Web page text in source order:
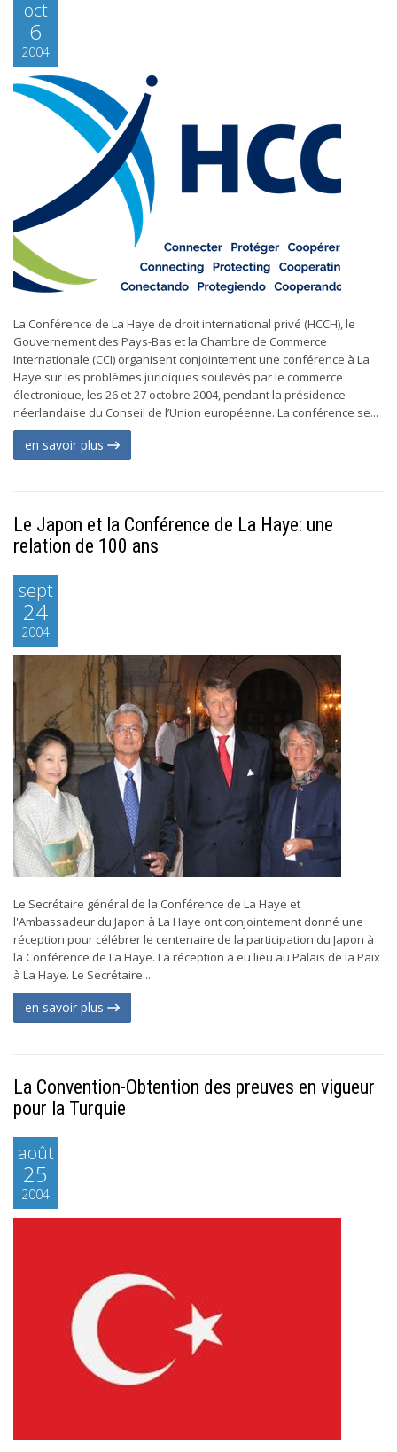
oct
6
2004
La Conférence de La Haye de droit international privé (HCCH), le
Gouvernement des Pays-Bas et la Chambre de Commerce
Internationale (CCI) organisent conjointement une conférence à La
Haye sur les problèmes juridiques soulevés par le commerce
électronique, les 26 et 27 octobre 2004, pendant la présidence
néerlandaise du Conseil de l’Union européenne. La conférence se...
en savoir plus
Le Japon et la Conférence de La Haye: une
relation de 100 ans
sept
24
2004
Le Secrétaire général de la Conférence de La Haye et
l'Ambassadeur du Japon à La Haye ont conjointement donné une
réception pour célébrer le centenaire de la participation du Japon à
la Conférence de La Haye. La réception a eu lieu au Palais de la Paix
à La Haye. Le Secrétaire...
en savoir plus
La Convention-Obtention des preuves en vigueur
pour la Turquie
août
25
2004